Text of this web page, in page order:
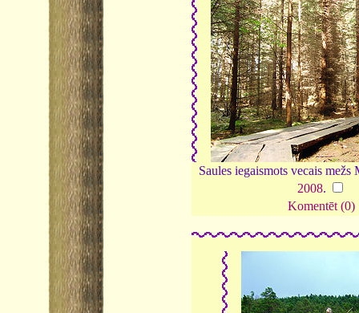
Saules iegaismots vecais mežs
2008.
Komentēt (0)